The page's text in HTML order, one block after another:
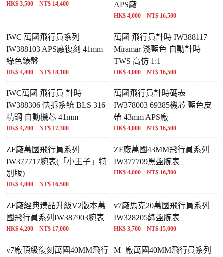
HK$ 3,500 NT$ 14,400
APS廠
HK$ 4,000 NT$ 16,500
IWC 萬國飛行員系列
IW388103 APS廠復刻 41mm
綠色錶盤
HK$ 4,400 NT$ 18,100
萬國 飛行員計時 IW388117
Miramar 淺藍色 自動計時
TWS 高仿 1:1
HK$ 4,000 NT$ 16,500
IWC萬國 飛行員 計時
IW388306 快拆系統 BLS 316
精鋼 自動機芯 41mm
HK$ 4,200 NT$ 17,300
萬國飛行員計時碼表
IW378003 69385機芯 藍色皮
帶 43mm APS廠
HK$ 4,000 NT$ 16,500
ZF廠萬國飛行員系列
IW377717腕表(「小王子」特
別版)
HK$ 4,000 NT$ 16,500
ZF廠萬國43MM飛行員系列
IW377709黑盤腕表
HK$ 4,000 NT$ 16,500
ZF廠經典臻品升級V2版本萬
國飛行員系列IW387903腕表
HK$ 4,200 NT$ 17,000
v7廠馬克20萬國飛行員系列
IW328205綠盤腕表
HK$ 3,700 NT$ 15,000
v7廠頂級復刻萬國40MM飛行
M+廠萬國40MM飛行員系列